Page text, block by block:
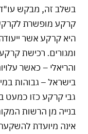
בשלב זה, מבקש
קרקע מופשרת
היא קרקע אשר
ומגורים. רכישת
והריאלי – כאשר
בישראל – גבוהות
גבי קרקע כזו כמעט
בנייה מן הרשות
אינה מיועדת